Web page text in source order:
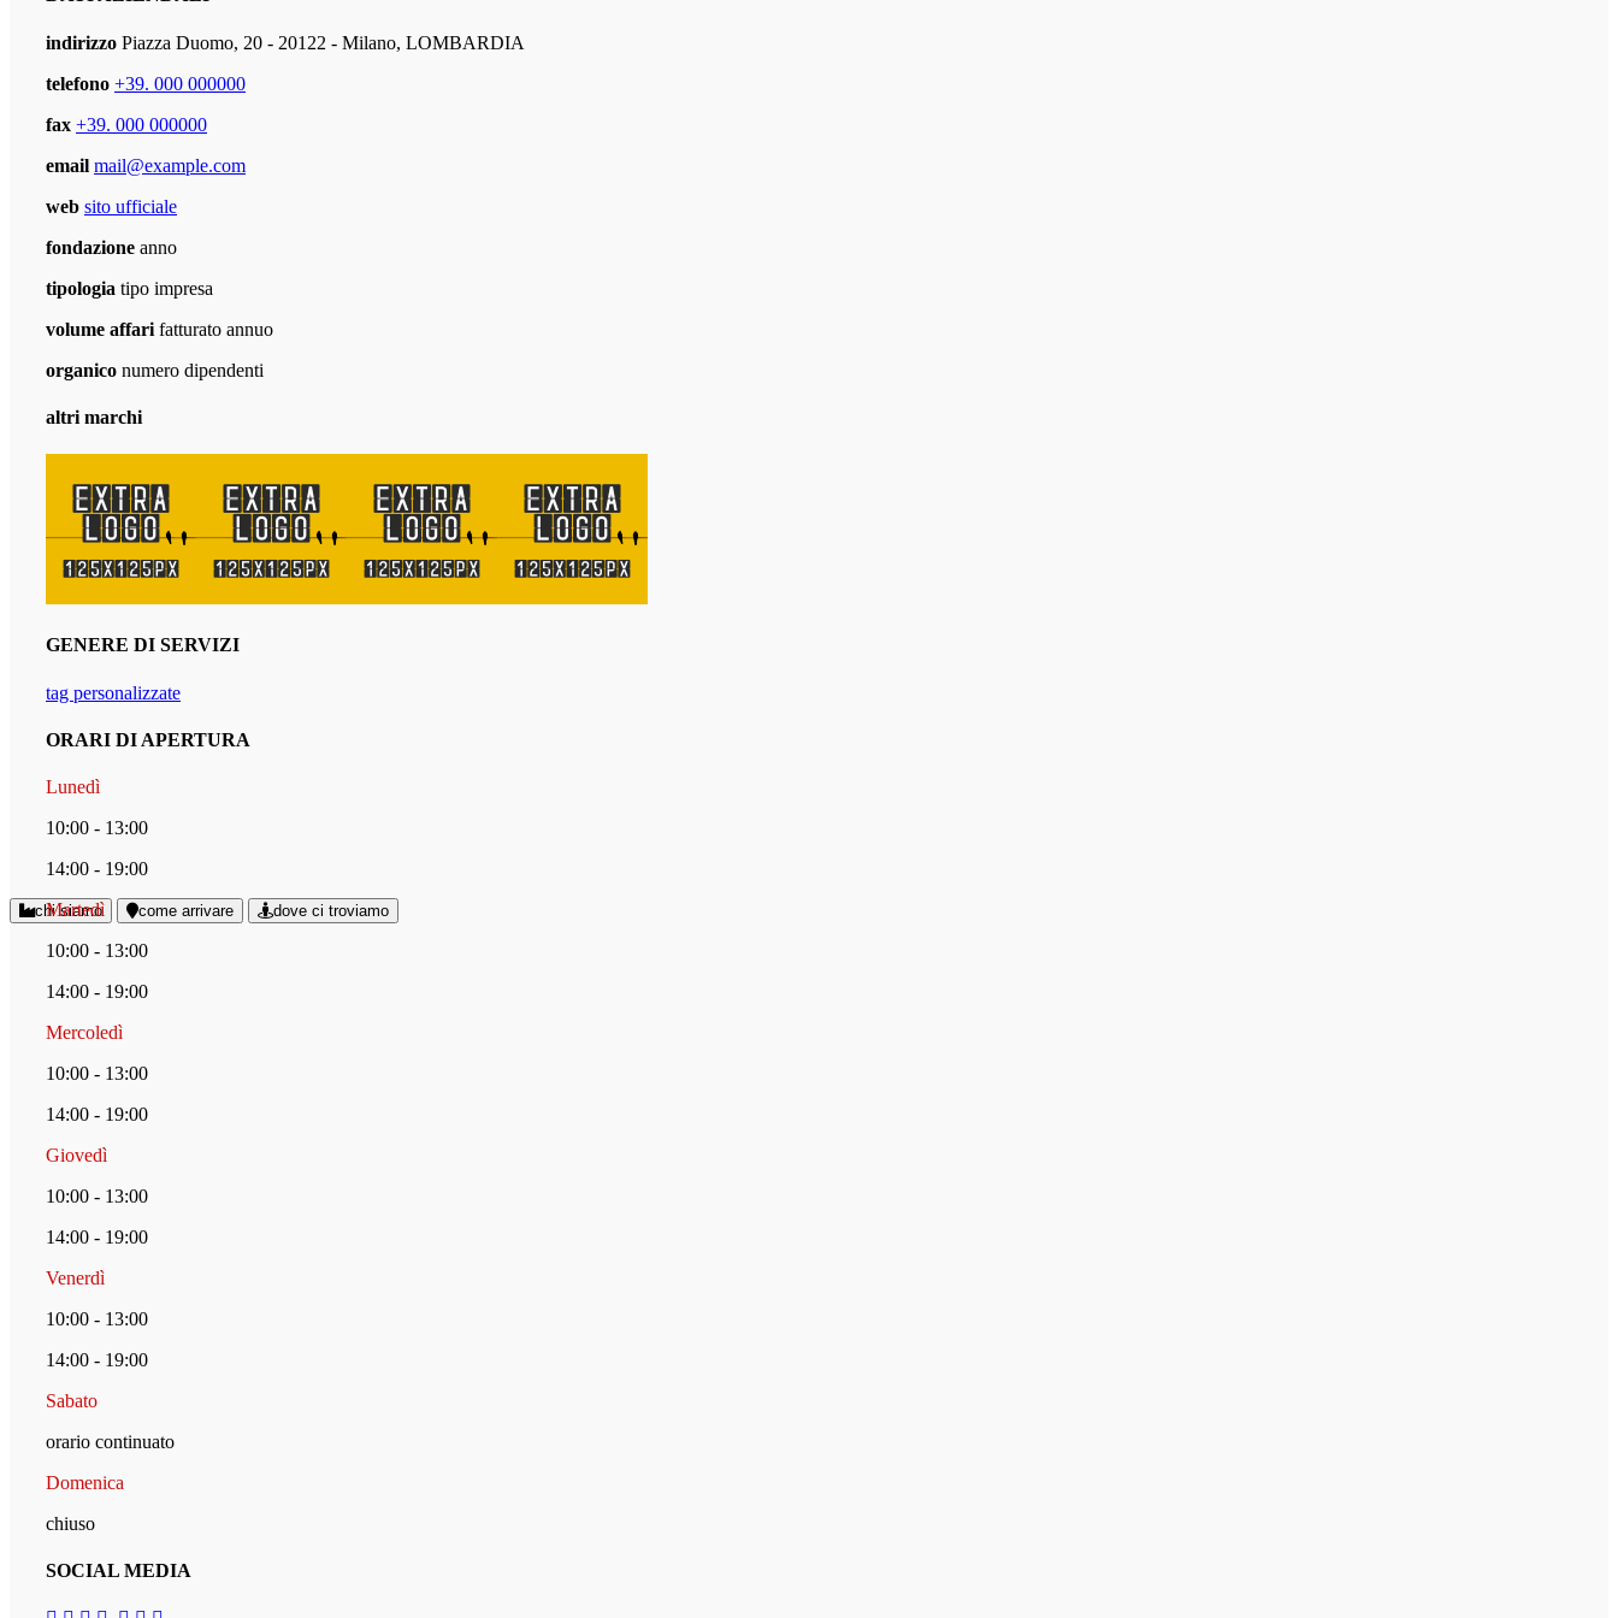
chi siamo come arrivare dove ci troviamo
indirizzo Piazza Duomo, 20 - 20122 - Milano, LOMBARDIA
telefono +39. 000 000000
fax +39. 000 000000
email mail@example.com
web sito ufficiale
fondazione anno
tipologia tipo impresa
volume affari fatturato annuo
organico numero dipendenti
altri marchi
GENERE DI SERVIZI
tag personalizzate
ORARI DI APERTURA
Lunedì
10:00 - 13:00
14:00 - 19:00
Martedì
10:00 - 13:00
14:00 - 19:00
Mercoledì
10:00 - 13:00
14:00 - 19:00
Giovedì
10:00 - 13:00
14:00 - 19:00
Venerdì
10:00 - 13:00
14:00 - 19:00
Sabato
orario continuato
Domenica
chiuso
SOCIAL MEDIA